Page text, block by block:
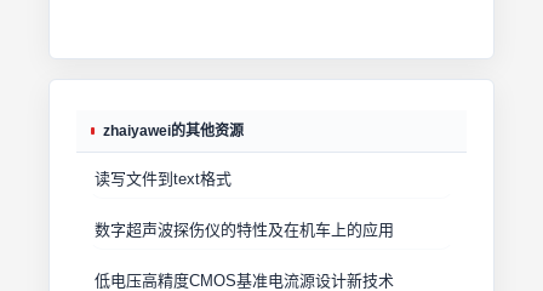
zhaiyawei的其他资源
读写文件到text格式
数字超声波探伤仪的特性及在机车上的应用
低电压高精度CMOS基准电流源设计新技术